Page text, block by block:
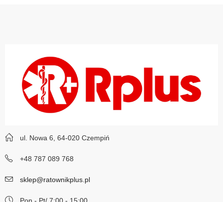
ul. Nowa 6, 64-020 Czempiń
+48 787 089 768
sklep@ratownikplus.pl